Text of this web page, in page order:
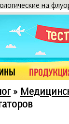
на
»